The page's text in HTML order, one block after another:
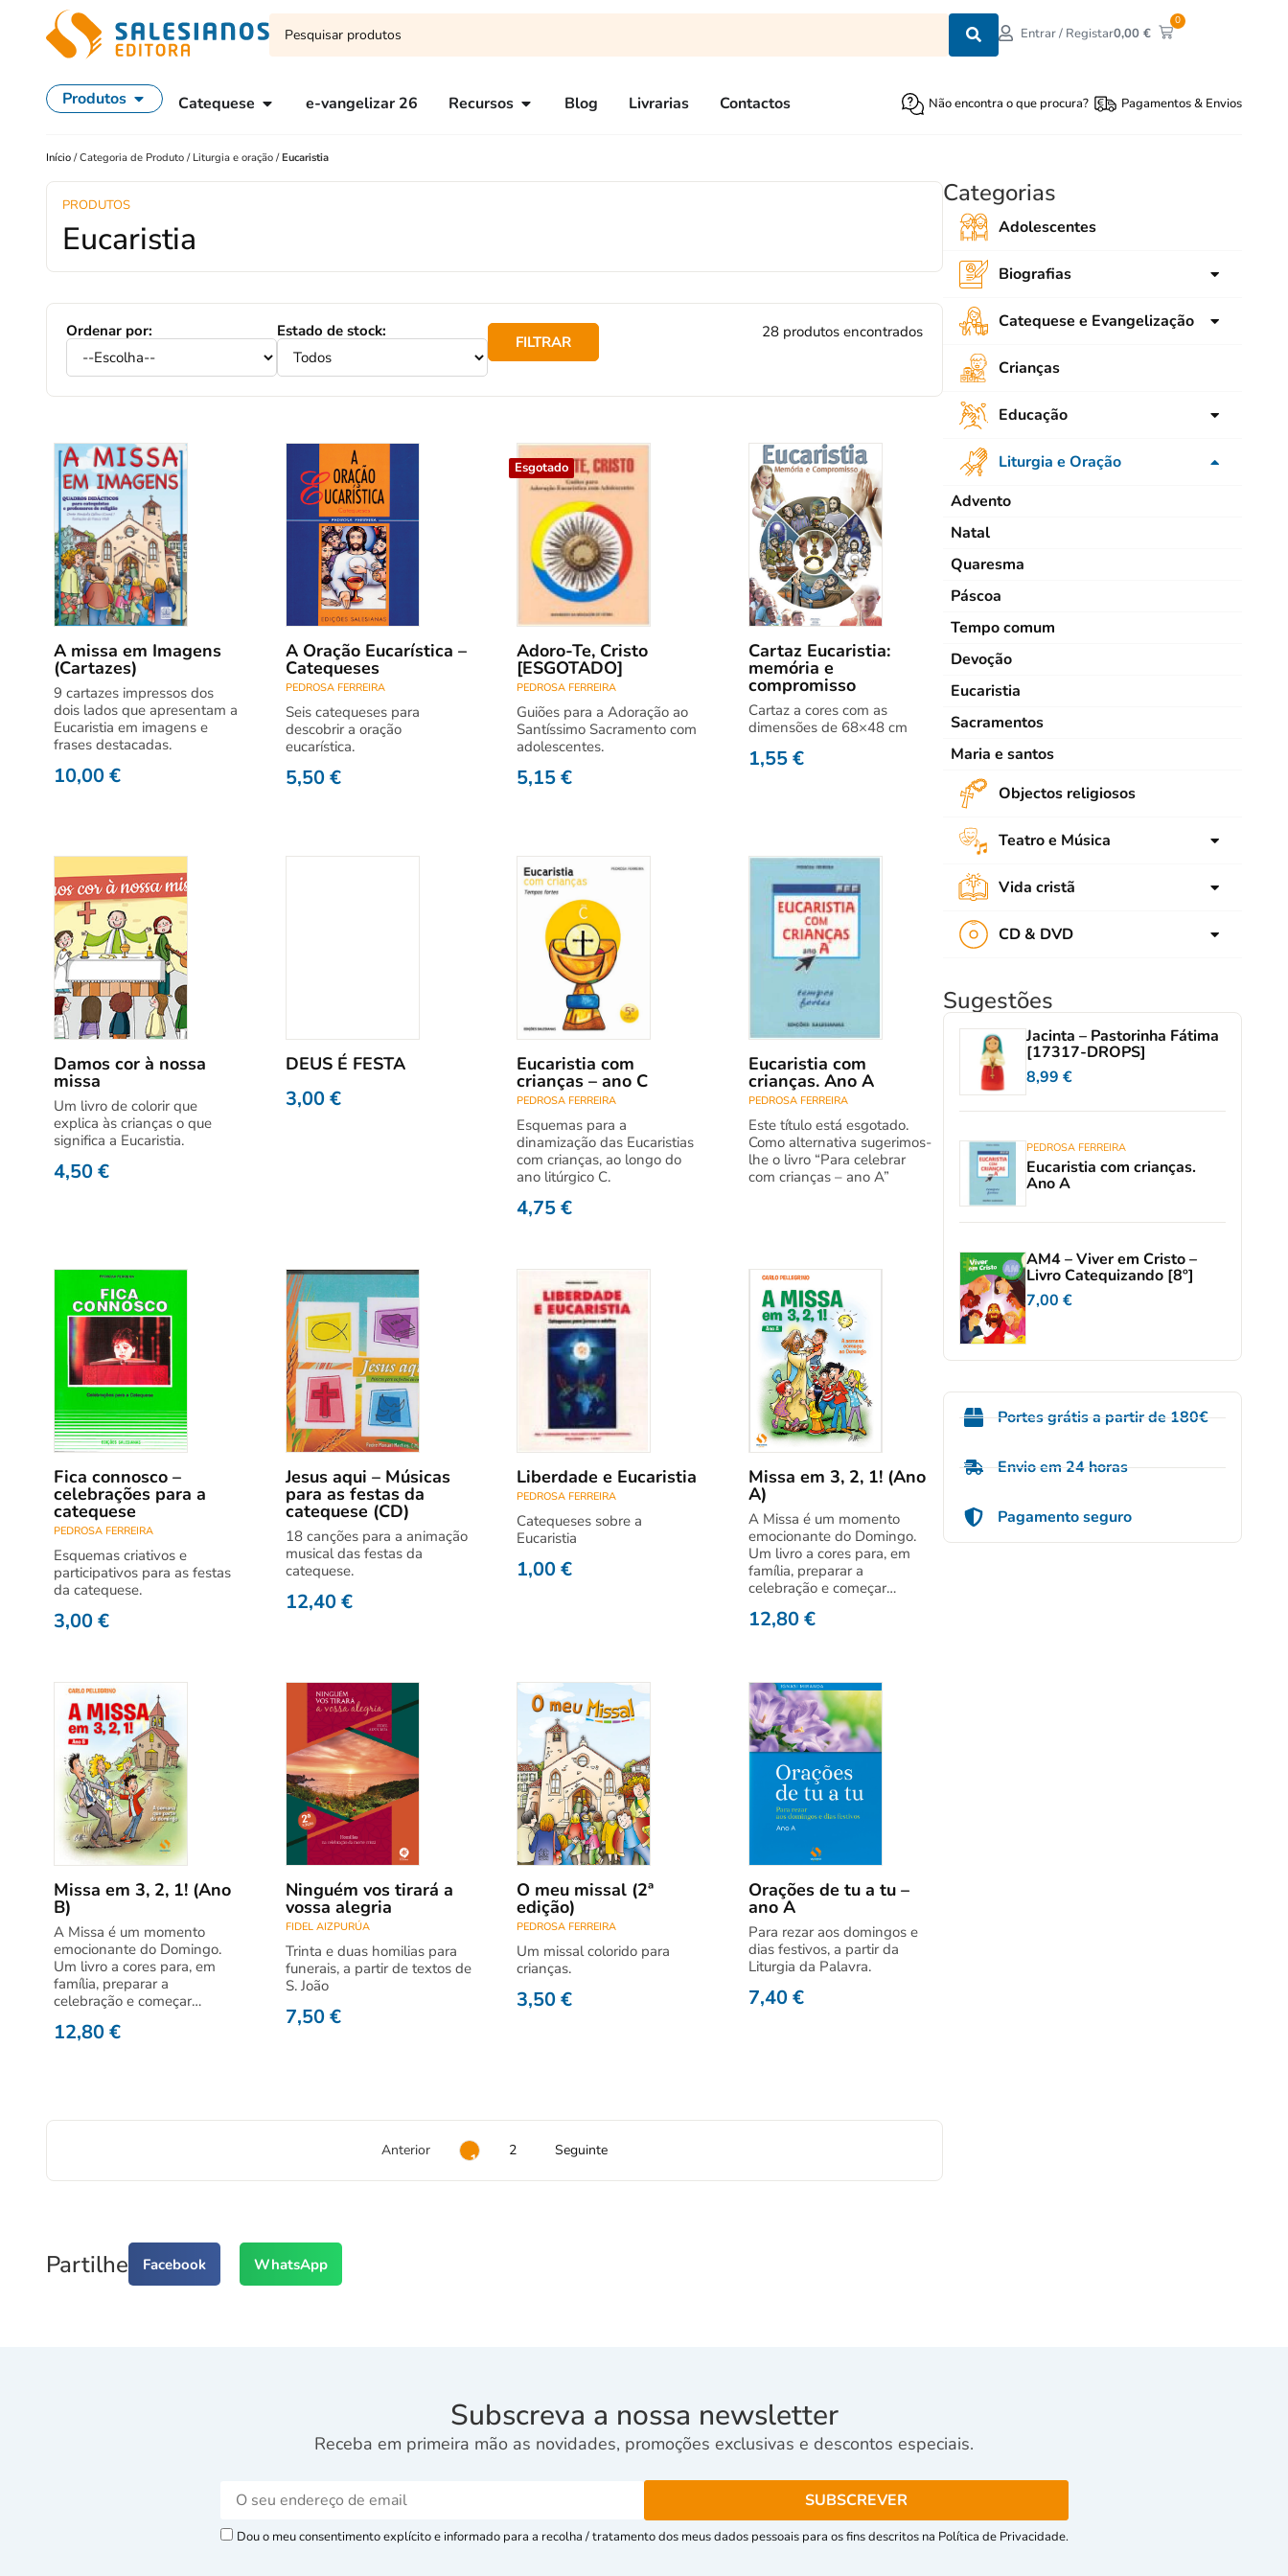
Entrar / Registar0,00€
0
Produtos Catequese e-vangelizar 26 Recursos Blog Livrarias Contactos Não encontra o que procura? Pagamentos & Envios
Início /Categoria de Produto / Liturgia e oração /Eucaristia
PRODUTOS
Eucaristia
Ordenar por: Estado de stock:
FILTRAR
28 produtos encontrados
A missa em Imagens
(Cartazes)
9 cartazes impressos dos
dois lados que apresentam a
Eucaristia em imagens e
frases destacadas.
10,00€
A Oração Eucarística –
Catequeses
PEDROSA FERREIRA
Seis catequeses para
descobrir a oração
eucarística.
5,50€
Esgotado
Adoro-Te, Cristo
[ESGOTADO]
PEDROSA FERREIRA
Guiões para a Adoração ao
Santíssimo Sacramento com
adolescentes.
5,15€
Cartaz Eucaristia:
memória e
compromisso
Cartaz a cores com as
dimensões de 68×48 cm
1,55€
Damos cor à nossa
missa
Um livro de colorir que
explica às crianças o que
significa a Eucaristia.
4,50€
DEUS É FESTA
3,00€
Eucaristia com
crianças – ano C
PEDROSA FERREIRA
Esquemas para a
dinamização das Eucaristias
com crianças, ao longo do
ano litúrgico C.
4,75€
Eucaristia com
crianças. Ano A
PEDROSA FERREIRA
Este título está esgotado.
Como alternativa sugerimos-
lhe o livro “Para celebrar
com crianças – ano A”
Fica connosco –
celebrações para a
catequese
PEDROSA FERREIRA
Esquemas criativos e
participativos para as festas
da catequese.
3,00€
Jesus aqui – Músicas
para as festas da
catequese (CD)
18 canções para a animação
musical das festas da
catequese.
12,40€
Liberdade e Eucaristia
PEDROSA FERREIRA
Catequeses sobre a
Eucaristia
1,00€
Missa em 3, 2, 1! (Ano
A)
A Missa é um momento
emocionante do Domingo.
Um livro a cores para, em
família, preparar a
celebração e começar…
12,80€
Missa em 3, 2, 1! (Ano
B)
A Missa é um momento
emocionante do Domingo.
Um livro a cores para, em
família, preparar a
celebração e começar…
12,80€
Ninguém vos tirará a
vossa alegria
FIDEL AIZPURÚA
Trinta e duas homilias para
funerais, a partir de textos de
S. João
7,50€
O meu missal (2ª
edição)
PEDROSA FERREIRA
Um missal colorido para
crianças.
3,50€
Orações de tu a tu –
ano A
Para rezar aos domingos e
dias festivos, a partir da
Liturgia da Palavra.
7,40€
Anterior
1
2 Seguinte
Categorias
Adolescentes
Biografias
para crianças
Adultos
Catequese e Evangelização
Ligações
Emaús
Bíblia
Crianças
Educação
AnimaçãoLiturgia e Oração
Advento
Natal
Quaresma
Páscoa
Tempo comum
Devoção
Eucaristia
Sacramentos
Maria e santos
Objectos religiosos
Teatro e Música
MúsicaVida cristã
Cultura cristã
Propostas pastorais
CD & DVD
DVD
Sugestões
Jacinta – Pastorinha Fátima
[17317-DROPS]
8,99 €
PEDROSA FERREIRA
Eucaristia com crianças.
Ano A
AM4 – Viver em Cristo –
Livro Catequizando [8º]
7,00 €
Portes grátis a partir de 180€
Envio em 24 horas
Pagamento seguro
Partilhe Facebook WhatsApp
Subscreva a nossa newsletter
Receba em primeira mão as novidades, promoções exclusivas e descontos especiais.
Dou o meu consentimento explícito e informado para a recolha / tratamento dos meus dados pessoais para os fins descritos na Política de Privacidade.